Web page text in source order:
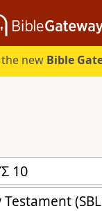
new Bible